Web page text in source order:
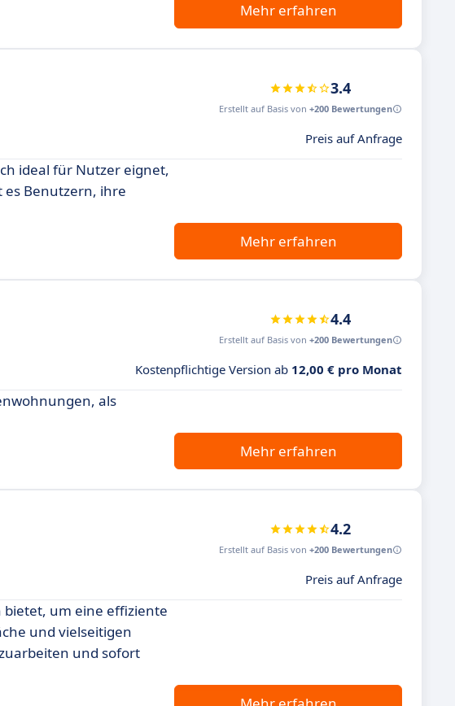
Mehr erfahren
3.4
Erstellt auf Basis von +200 Bewertungen
Preis auf Anfrage
ideal für Nutzer eignet,
es Benutzern, ihre
Mehr erfahren
4.4
Erstellt auf Basis von +200 Bewertungen
Kostenpflichtige Version ab 12,00 € pro Monat
als
Mehr erfahren
4.2
Erstellt auf Basis von +200 Bewertungen
Preis auf Anfrage
bietet, um eine effiziente
und vielseitigen
und sofort